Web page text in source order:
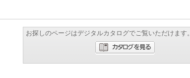
お探しのページはデジタルカタログでご覧いただけます。